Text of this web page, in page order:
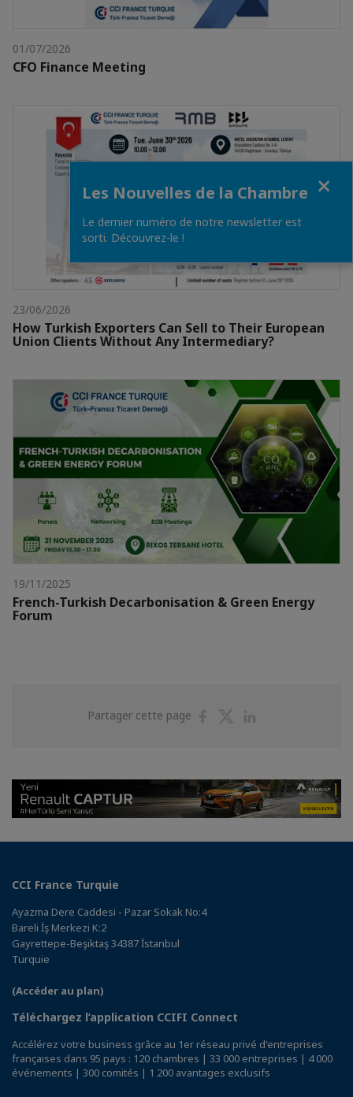
01/07/2026
CFO Finance Meeting
23/06/2026
How Turkish Exporters Can Sell to Their European
Union Clients Without Any Intermediary?
19/11/2025
French-Turkish Decarbonisation & Green Energy
Forum
Partager cette page
PartagerPartager
CCI France Turquie
Ayazma Dere Caddesi - Pazar Sokak No:4
Bareli İş Merkezi K:2
Gayrettepe-Beşiktaş 34387 İstanbul
Turquie
(Accéder au plan)
Téléchargez l’application CCIFI Connect
Accélérez votre business grâce au 1er réseau privé d'entreprises
françaises dans 95 pays : 120 chambres | 33 000 entreprises | 4 000
événements | 300 comités | 1 200 avantages exclusifs
Les Nouvelles de la Chambre
Le dernier numéro de notre newsletter est
sorti. Découvrez-le !